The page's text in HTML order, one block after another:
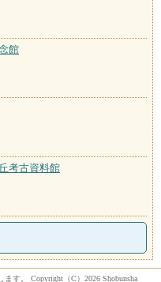
館
考古資料館
す。 Copyright（C）2026 Shobunsha